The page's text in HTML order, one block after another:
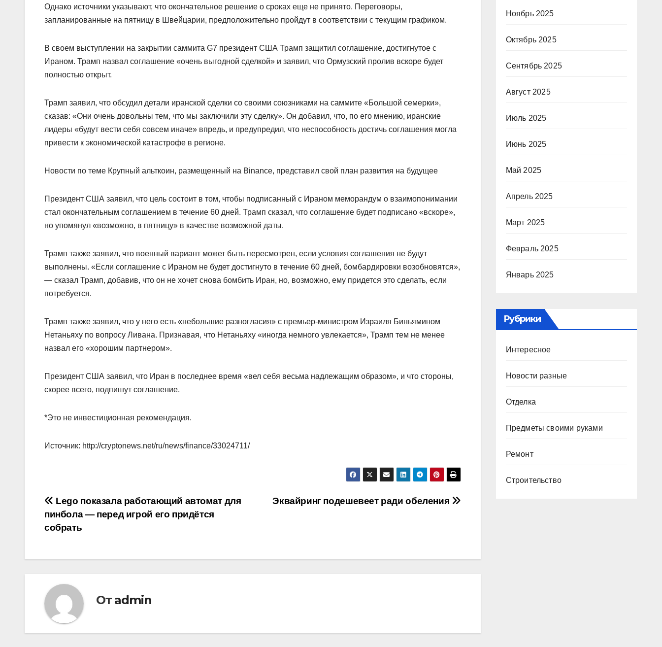
Однако источники указывают, что окончательное решение о сроках еще не принято. Переговоры,
запланированные на пятницу в Швейцарии, предположительно пройдут в соответствии с текущим графиком.
В своем выступлении на закрытии саммита G7 президент США Трамп защитил соглашение, достигнутое с
Ираном. Трамп назвал соглашение «очень выгодной сделкой» и заявил, что Ормузский пролив вскоре будет
полностью открыт.
Трамп заявил, что обсудил детали иранской сделки со своими союзниками на саммите «Большой семерки»,
сказав: «Они очень довольны тем, что мы заключили эту сделку». Он добавил, что, по его мнению, иранские
лидеры «будут вести себя совсем иначе» впредь, и предупредил, что неспособность достичь соглашения могла
привести к экономической катастрофе в регионе.
Новости по теме Крупный альткоин, размещенный на Binance, представил свой план развития на будущее
Президент США заявил, что цель состоит в том, чтобы подписанный с Ираном меморандум о взаимопонимании
стал окончательным соглашением в течение 60 дней. Трамп сказал, что соглашение будет подписано «вскоре»,
но упомянул «возможно, в пятницу» в качестве возможной даты.
Трамп также заявил, что военный вариант может быть пересмотрен, если условия соглашения не будут
выполнены. «Если соглашение с Ираном не будет достигнуто в течение 60 дней, бомбардировки возобновятся»,
— сказал Трамп, добавив, что он не хочет снова бомбить Иран, но, возможно, ему придется это сделать, если
потребуется.
Трамп также заявил, что у него есть «небольшие разногласия» с премьер-министром Израиля Биньямином
Нетаньяху по вопросу Ливана. Признавая, что Нетаньяху «иногда немного увлекается», Трамп тем не менее
назвал его «хорошим партнером».
Президент США заявил, что Иран в последнее время «вел себя весьма надлежащим образом», и что стороны,
скорее всего, подпишут соглашение.
*Это не инвестиционная рекомендация.
Источник: http://cryptonews.net/ru/news/finance/33024711/
Навигация
по
Эквайринг подешевеет ради обеления
Lego показала работающий автомат для
пинбола — перед игрой его придётся
собрать
От admin
Ноябрь 2025
Октябрь 2025
Сентябрь 2025
Август 2025
Июль 2025
Июнь 2025
Май 2025
Апрель 2025
Март 2025
Февраль 2025
Январь 2025
Рубрики
Интересное
Новости разные
Отделка
Предметы своими руками
Ремонт
Строительство